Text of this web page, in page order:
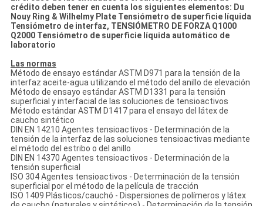
crédito deben tener en cuenta los siguientes elementos: Du
Nouy Ring & Wilhelmy Plate Tensiómetro de superficie líquida
Tensiómetro de interfaz, TENSIÓMETRO DE FORZA Q1000
Q2000 Tensiómetro de superficie líquida automático de
laboratorio
Las normas
Método de ensayo estándar ASTM D971 para la tensión de la
interfaz aceite-agua utilizando el método del anillo de elevación
Método de ensayo estándar ASTM D1331 para la tensión
superficial y interfacial de las soluciones de tensioactivos
Método estándar ASTM D1417 para el ensayo del látex de
caucho sintético
DIN EN 14210 Agentes tensioactivos - Determinación de la
tensión de la interfaz de las soluciones tensioactivas mediante
el método del estribo o del anillo
DIN EN 14370 Agentes tensioactivos - Determinación de la
tensión superficial
ISO 304 Agentes tensioactivos - Determinación de la tensión
superficial por el método de la película de tracción
ISO 1409 Plásticos/cauchó - Dispersiones de polímeros y látex